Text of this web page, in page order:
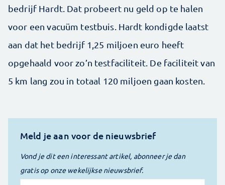
bedrijf Hardt. Dat probeert nu geld op te halen
voor een vacuüm testbuis. Hardt kondigde laatst
aan dat het bedrijf 1,25 miljoen euro heeft
opgehaald voor zo’n testfaciliteit. De faciliteit van
5 km lang zou in totaal 120 miljoen gaan kosten.
Meld je aan voor de nieuwsbrief
Vond je dit een interessant artikel, abonneer je dan
gratis op onze wekelijkse nieuwsbrief.